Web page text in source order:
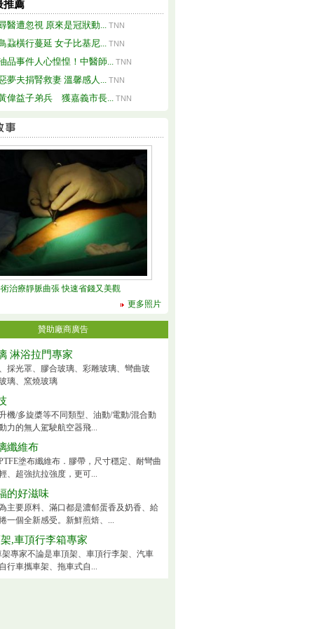
推薦
醫遭忽視 原來是冠狀動... TNN
蝨橫行蔓延 女子比基尼... TNN
品事件人心惶惶！中醫師... TNN
夢夫捐腎救妻 溫馨感人... TNN
偉益子弟兵 獲嘉義市長... TNN
治療靜脈曲張 快速省錢又美觀
更多照片
贊助廠商廣告
淋浴拉門專家
採光罩、膠合玻璃、彩雕玻璃、彎曲玻
璃、窯燒玻璃
機/多旋槳等不同類型、油動/電動/混合動
力的無人駕駛航空器飛...
纖維布
塗布纖維布．膠帶，尺寸穩定、耐彎曲
、超強抗拉強度，更可...
的好滋味
主要原料、滿口都是濃郁蛋香及奶香、給
一個全新感受。新鮮煎焙、...
,車頂行李箱專家
架專家不論是車頂架、車頂行李架、汽車
行車攜車架、拖車式自...